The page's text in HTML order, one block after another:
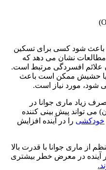
شود کسی برای تسکین
مطالعات نشان می دهد که
علائم افسردگی مرتبط است.
آیا حشیش ممکن است باعث
شود، مورد نیاز است.
زیاد ماری جوانا در
می تواند پیش بینی کننده
خودکشی را در آینده افزایش
از ماری جوانا با قدرت بالا
آینده در معرض خطر بیشتری